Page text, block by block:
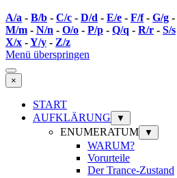
A/a - B/b - C/c - D/d - E/e - F/f- G/g -
M/m - N/n - O/o - P/p - Q/q - R/r - S/s
X/x -Y/y - Z/z
Menü überspringen
×
START
AUFKLÄRUNG
▼
ENUMERATUM ▼
WARUM?
Vorurteile
Der Trance-Zustand